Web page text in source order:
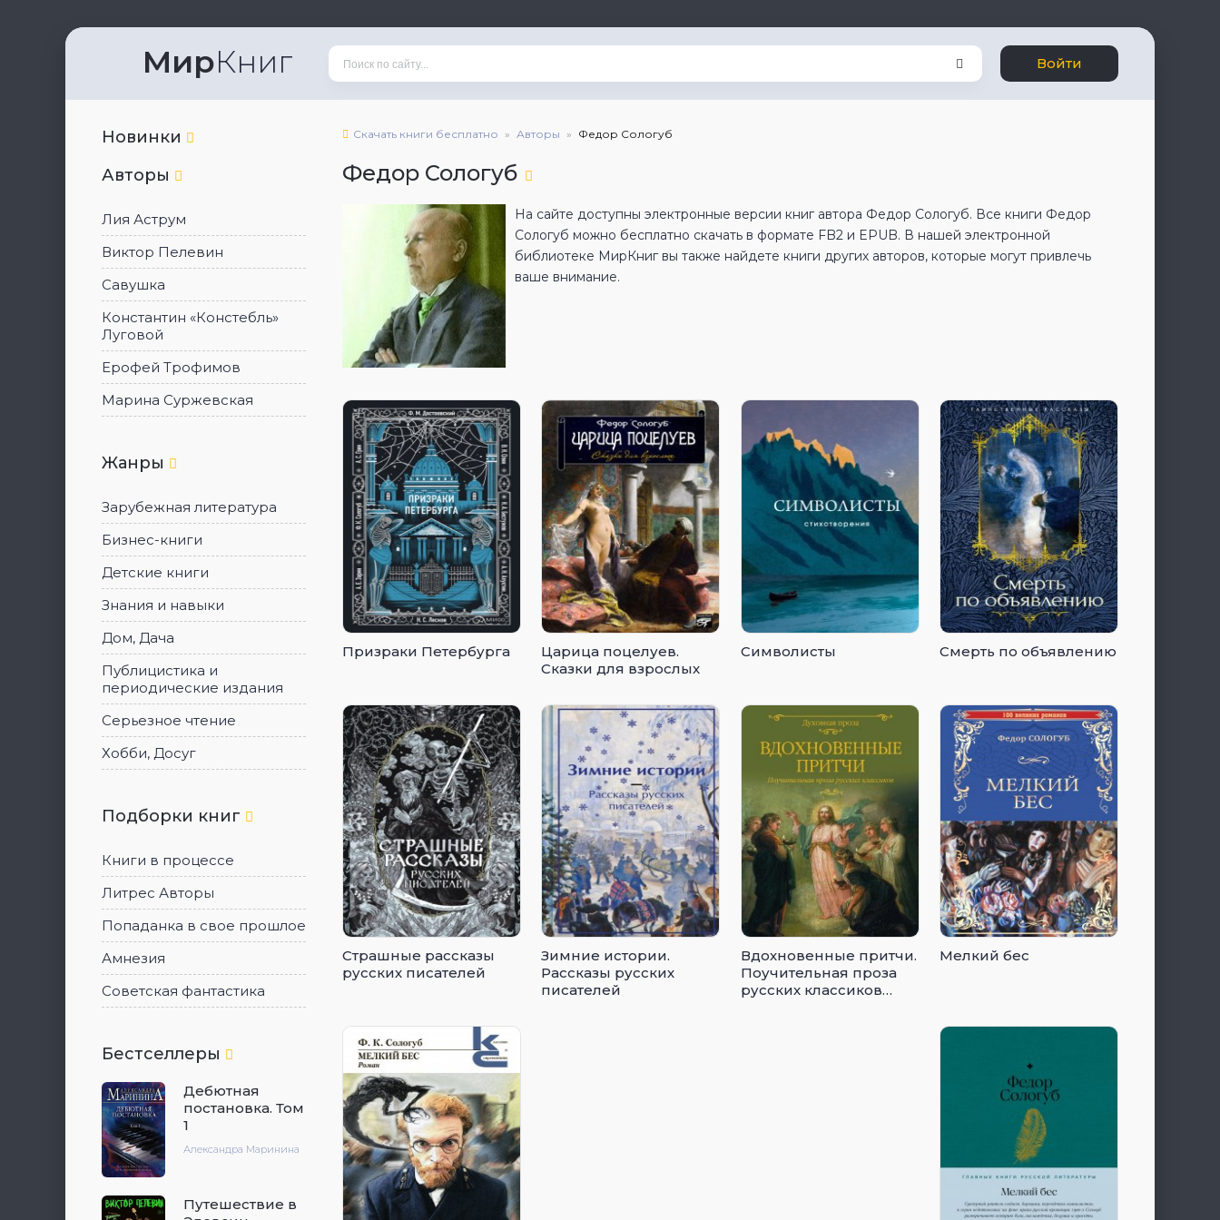
МирКниг Войти
Новинки
Авторы
Лия Аструм
Виктор Пелевин
Савушка
Константин «Констебль»
Луговой
Ерофей Трофимов
Марина Суржевская
Жанры
Зарубежная литература
Бизнес-книги
Детские книги
Знания и навыки
Дом, Дача
Публицистика и
периодические издания
Серьезное чтение
Хобби, Досуг
Подборки книг
Книги в процессе
Литрес Авторы
Попаданка в свое прошлое
Амнезия
Советская фантастика
Бестселлеры
Дебютная
постановка. Том
1
Александра Маринина
Путешествие в
Скачать книги бесплатно Авторы Федор Сологуб
Федор Сологуб
На сайте доступны электронные версии книг автора Федор Сологуб. Все книги Федор
Сологуб можно бесплатно скачать в формате FB2 и EPUB. В нашей электронной
библиотеке МирКниг вы также найдете книги других авторов, которые могут привлечь
ваше внимание.
Призраки Петербурга
Царица поцелуев.
Сказки для взрослых
Символисты Смерть по объявлению
Страшные рассказы
русских писателей
Зимние истории.
Рассказы русских
писателей
Вдохновенные притчи.
Поучительная проза
русских классиков
Мелкий бес